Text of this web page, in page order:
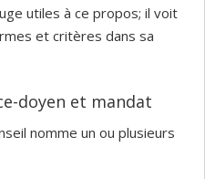
utiles à ce propos; il voit
et critères dans sa
doyen et mandat
nomme un ou plusieurs